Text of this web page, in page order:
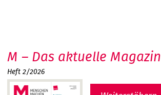
M – Das aktuelle Magazin
Heft 2/2026